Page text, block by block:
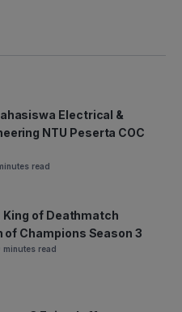
Electrical &
NTU Peserta COC
read
King of Deathmatch
of Champions Season 3
minutes read